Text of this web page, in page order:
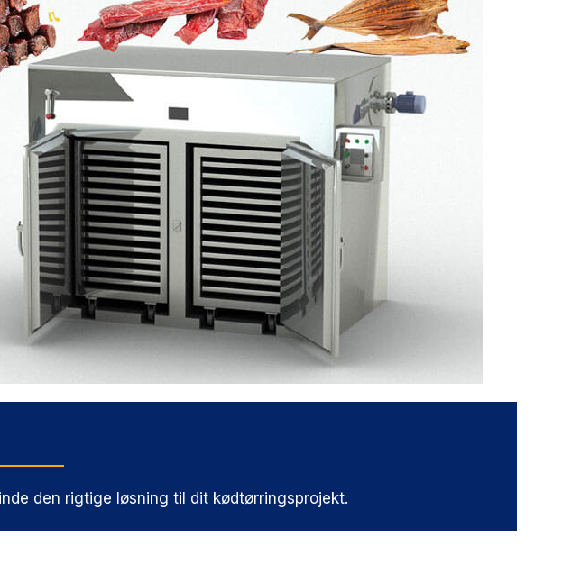
den rigtige løsning til dit kødtørringsprojekt.